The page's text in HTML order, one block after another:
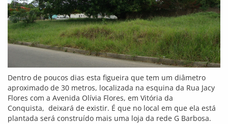
Dentro de poucos dias esta figueira que tem um diâmetro
aproximado de 30 metros, localizada na esquina da Rua Jacy
Flores com a Avenida Olívia Flores, em Vitória da
Conquista, deixará de existir. É que no local em que ela está
plantada será construído mais uma loja da rede G Barbosa.